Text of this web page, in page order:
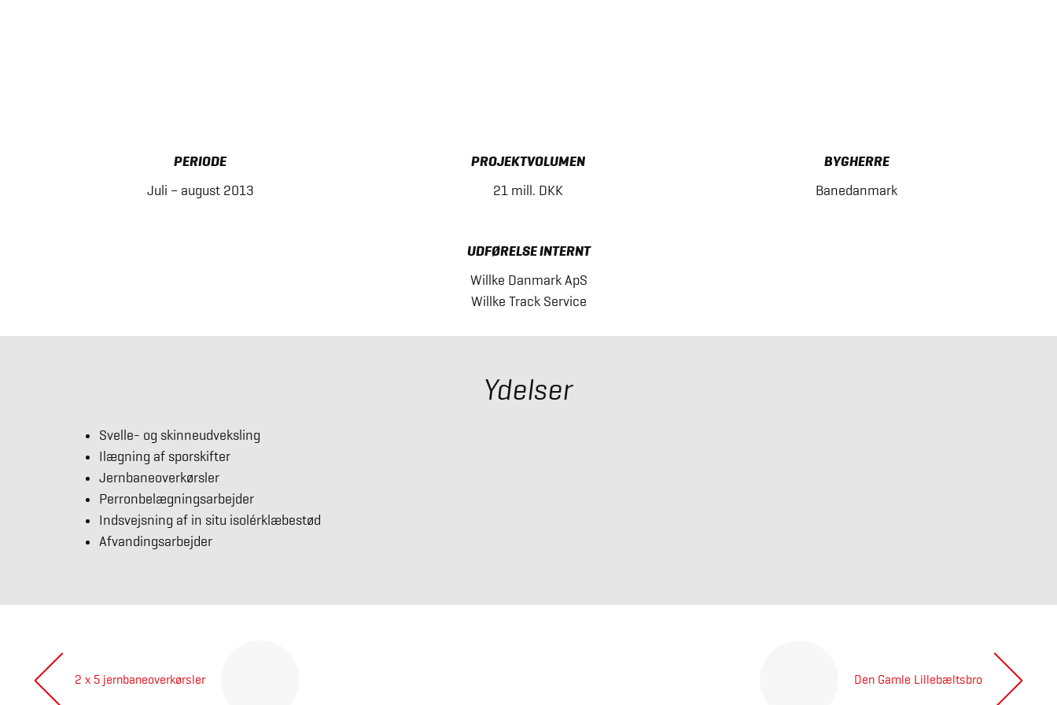
PERIODE
Juli – august 2013
PROJEKTVOLUMEN
21 mill. DKK
BYGHERRE
Banedanmark
UDFØRELSE INTERNT
Willke Danmark ApS
Willke Track Service
Ydelser
Svelle- og skinneudveksling
Ilægning af sporskifter
Jernbaneoverkørsler
Perronbelægningsarbejder
Indsvejsning af in situ isolérklæbestød
Afvandingsarbejder
Indlægsnavigation
Den Gamle Lillebæltsbro
Next
2 x 5 jernbaneoverkørsler